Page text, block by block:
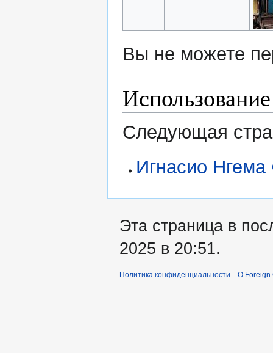
Вы не можете
Следующая
Игнасио
Эта страница в
2025 в 20:51.
Политика конфиденциальности О Foreign